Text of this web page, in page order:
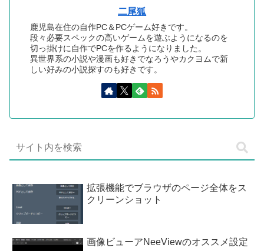
二尾狐
鹿児島在住の自作PC＆PCゲーム好きです。
段々必要スペックの高いゲームを遊ぶようになるのを
切っ掛けに自作でPCを作るようになりました。
異世界系の小説や漫画も好きでなろうやカクヨムで新
しい好みの小説探すのも好きです。
拡張機能でブラウザのページ全体をス
クリーンショット
画像ビューアNeeViewのオススメ設定